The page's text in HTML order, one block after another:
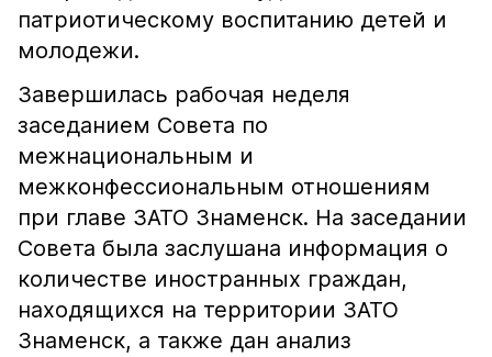
патриотическому воспитанию детей и
молодежи.
Завершилась рабочая неделя
заседанием Совета по
межнациональным и
межконфессиональным отношениям
при главе ЗАТО Знаменск. На заседании
Совета была заслушана информация о
количестве иностранных граждан,
находящихся на территории ЗАТО
Знаменск, а также дан анализ